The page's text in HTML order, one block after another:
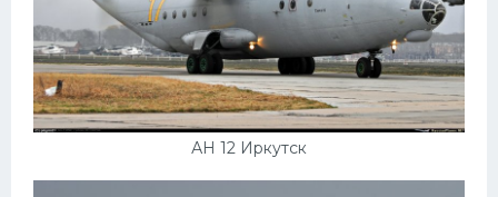
АН 12 Иркутск